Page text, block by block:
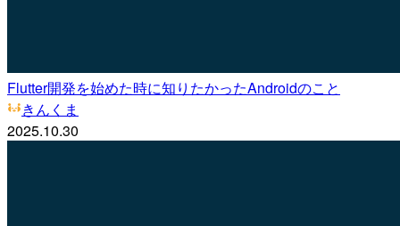
Flutter開発を始めた時に知りたかったAndroidのこと
きんくま
2025.10.30